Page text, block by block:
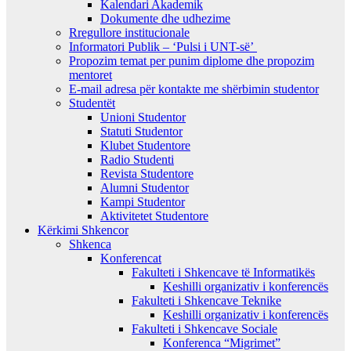
Kalendari Akademik
Dokumente dhe udhezime
Rregullore institucionale
Informatori Publik – ‘Pulsi i UNT-së’
Propozim temat per punim diplome dhe propozim
mentoret
E-mail adresa për kontakte me shërbimin studentor
Studentët
Unioni Studentor
Statuti Studentor
Klubet Studentore
Radio Studenti
Revista Studentore
Alumni Studentor
Kampi Studentor
Aktivitetet Studentore
Kërkimi Shkencor
Shkenca
Konferencat
Fakulteti i Shkencave të Informatikës
Keshilli organizativ i konferencës
Fakulteti i Shkencave Teknike
Keshilli organizativ i konferencës
Fakulteti i Shkencave Sociale
Konferenca “Migrimet”